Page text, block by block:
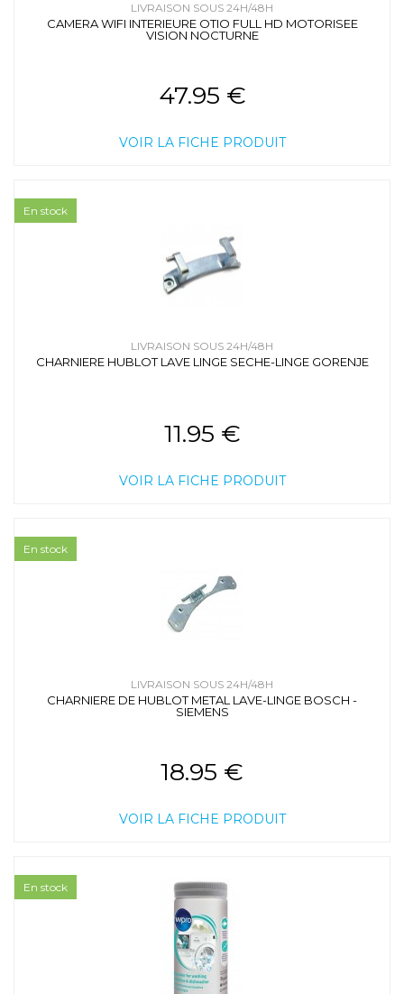
LIVRAISON SOUS 24H/48H
CAMERA WIFI INTERIEURE OTIO FULL HD MOTORISEE
VISION NOCTURNE
47.95 €
VOIR LA FICHE PRODUIT
LIVRAISON SOUS 24H/48H
CHARNIERE HUBLOT LAVE LINGE SECHE-LINGE GORENJE
11.95 €
VOIR LA FICHE PRODUIT
En stock
LIVRAISON SOUS 24H/48H
CHARNIERE DE HUBLOT METAL LAVE-LINGE BOSCH -
SIEMENS
18.95 €
VOIR LA FICHE PRODUIT
En stock
En stock